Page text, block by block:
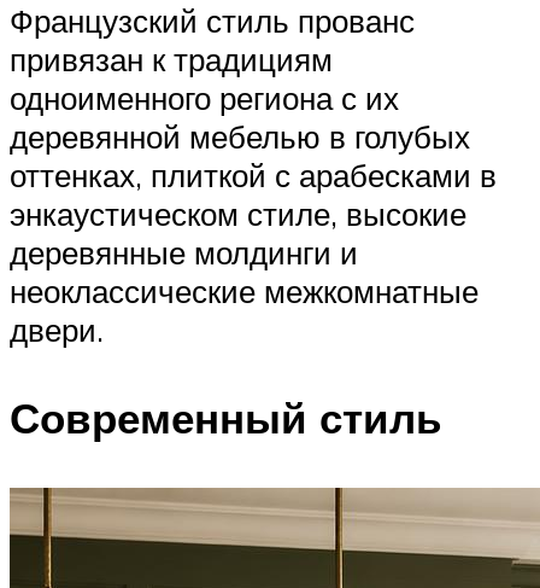
Французский стиль прованс
привязан к традициям
одноименного региона с их
деревянной мебелью в голубых
оттенках, плиткой с арабесками в
энкаустическом стиле, высокие
деревянные молдинги и
неоклассические межкомнатные
двери.
Современный стиль